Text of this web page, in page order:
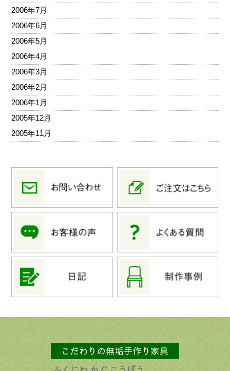
2006年7月
2006年6月
2006年5月
2006年4月
2006年3月
2006年2月
2006年1月
2005年12月
2005年11月